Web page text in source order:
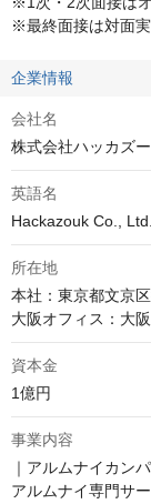
※最終面接は対面
企業情報
会社名
株式会社ハッカズ
英語名
Hackazouk Co., Ltd.
所在地
本社：東京都文京
大阪オフィス：大
資本金
1億円
事業内容
｜アルムナイカン
アルムナイ専門サ